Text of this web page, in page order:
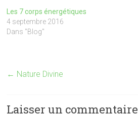
Les 7 corps énergétiques
4 septembre 2016
Dans "Blog"
← Nature Divine
Laisser un commentaire